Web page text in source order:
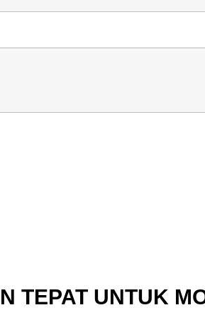
TEPAT UNTUK